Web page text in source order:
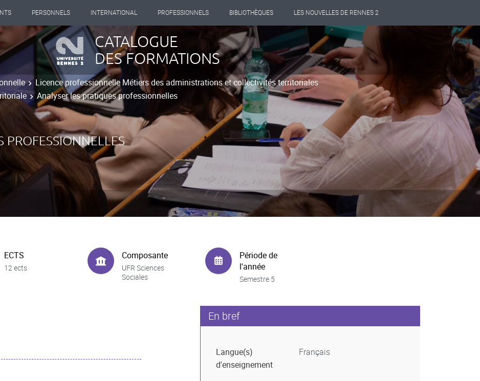
PERSONNELS INTERNATIONAL PROFESSIONNELS BIBLIOTHÈQUES LES NOUVELLES DE RENNES 2
CATALOGUE
DES FORMATIONS
Licence professionnelle Métiers des administrations et collectivités territoriales
Analyser les pratiques professionnelles
PROFESSIONNELLES
ECTS
12 ects
Composante
UFR Sciences
Sociales
Période de
l'année
Semestre 5
En bref
Langue(s)
d'enseignement
Français